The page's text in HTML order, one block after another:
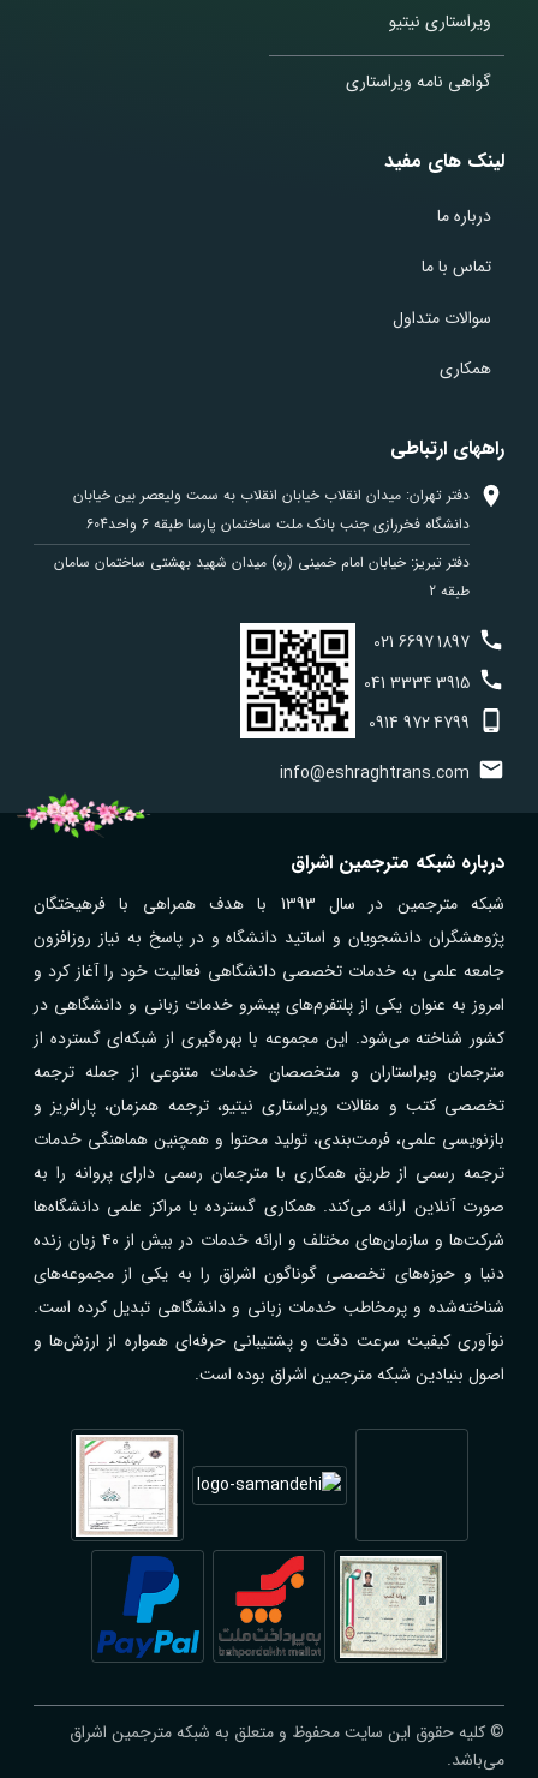
ویراستاری نیتیو
گواهی نامه ویراستاری
لینک های مفید
درباره ما
تماس با ما
سوالات متداول
همکاری
راههای ارتباطی
دفتر تهران: میدان انقلاب خیابان انقلاب به سمت ولیعصر بین خیابان
دانشگاه فخررازی جنب بانک ملت ساختمان پارسا طبقه 6 واحد604
دفتر تبریز: خیابان امام خمینی (ره) میدان شهید بهشتی ساختمان سامان
طبقه 2
021 66971897
041 33343915
0914 9724799
info@eshraghtrans.com
درباره شبکه مترجمین اشراق
شبکه مترجمین در سال 1393 با هدف همراهی با فرهیختگان
پژوهشگران دانشجویان و اساتید دانشگاه و در پاسخ به نیاز روزافزون
جامعه علمی به خدمات تخصصی دانشگاهی فعالیت خود را آغاز کرد و
امروز به عنوان یکی از پلتفرم‌های پیشرو خدمات زبانی و دانشگاهی در
کشور شناخته می‌شود. این مجموعه با بهره‌گیری از شبکه‌ای گسترده از
مترجمان ویراستاران و متخصصان خدمات متنوعی از جمله ترجمه
تخصصی کتب و مقالات ویراستاری نیتیو، ترجمه همزمان، پارافریز و
بازنویسی علمی، فرمت‌بندی، تولید محتوا و همچنین هماهنگی خدمات
ترجمه رسمی از طریق همکاری با مترجمان رسمی دارای پروانه را به
صورت آنلاین ارائه می‌کند. همکاری گسترده با مراکز علمی دانشگاه‌ها
شرکت‌ها و سازمان‌های مختلف و ارائه خدمات در بیش از ۴۰ زبان زنده
دنیا و حوزه‌های تخصصی گوناگون اشراق را به یکی از مجموعه‌های
شناخته‌شده و پرمخاطب خدمات زبانی و دانشگاهی تبدیل کرده است.
نوآوری کیفیت سرعت دقت و پشتیبانی حرفه‌ای همواره از ارزش‌ها و
اصول بنیادین شبکه مترجمین اشراق بوده است.
© کلیه حقوق این سایت محفوظ و متعلق به شبکه مترجمین اشراق
می‌باشد.